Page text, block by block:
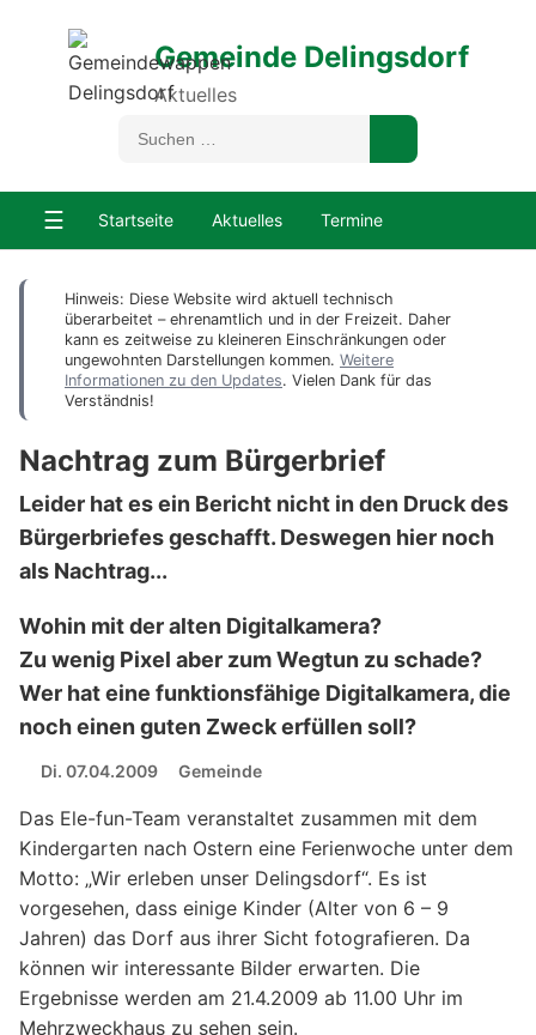
Gemeinde Delingsdorf
Aktuelles
☰ Startseite Aktuelles Termine
Hinweis: Diese Website wird aktuell technisch
überarbeitet – ehrenamtlich und in der Freizeit. Daher
kann es zeitweise zu kleineren Einschränkungen oder
ungewohnten Darstellungen kommen. Weitere
Informationen zu den Updates. Vielen Dank für das
Verständnis!
Nachtrag zum Bürgerbrief
Leider hat es ein Bericht nicht in den Druck des
Bürgerbriefes geschafft. Deswegen hier noch
als Nachtrag...
Wohin mit der alten Digitalkamera?
Zu wenig Pixel aber zum Wegtun zu schade?
Wer hat eine funktionsfähige Digitalkamera, die
noch einen guten Zweck erfüllen soll?
Di. 07.04.2009 Gemeinde
Das Ele-fun-Team veranstaltet zusammen mit dem
Kindergarten nach Ostern eine Ferienwoche unter dem
Motto: „Wir erleben unser Delingsdorf“. Es ist
vorgesehen, dass einige Kinder (Alter von 6 – 9
Jahren) das Dorf aus ihrer Sicht fotografieren. Da
können wir interessante Bilder erwarten. Die
Ergebnisse werden am 21.4.2009 ab 11.00 Uhr im
Mehrzweckhaus zu sehen sein.